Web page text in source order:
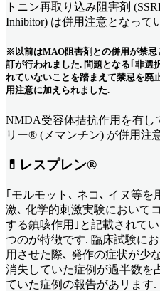
トニン再取り込み阻害剤
Inhibitor) は併用注意となって
※以前はMAO阻害剤との併用が禁忌
訂が行われました. 問題となる｢非選
れていないことを踏まえて禁忌を廃
用注意に加えられました.
NMDA受容体拮抗作用を有し
リー®︎ (メマンチン) が併用注
💊レスプレン®︎
｢モルモット､ ネコ､ イヌ等を
激､ 化学的刺激実験において
する鎮咳作用｣と記載されて
つのが特徴です. 臨床試験に
用させた際､ 発作の症状が少
消失していた症例が過半数を
ていた症例の報告があリます.